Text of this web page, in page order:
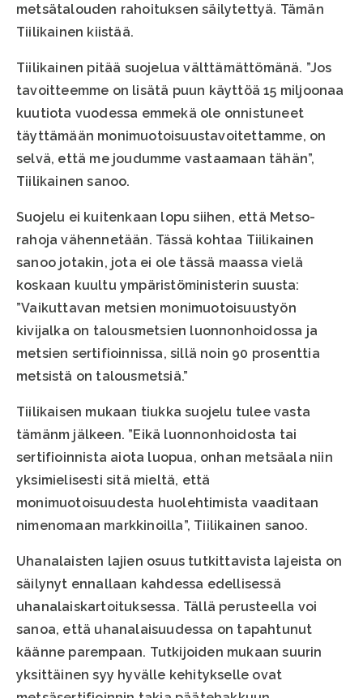
metsätalouden rahoituksen säilytettyä. Tämän
Tiilikainen kiistää.
Tiilikainen pitää suojelua välttämättömänä. ”Jos
tavoitteemme on lisätä puun käyttöä 15 miljoonaa
kuutiota vuodessa emmekä ole onnistuneet
täyttämään monimuotoisuustavoitettamme, on
selvä, että me joudumme vastaamaan tähän”,
Tiilikainen sanoo.
Suojelu ei kuitenkaan lopu siihen, että Metso-
rahoja vähennetään. Tässä kohtaa Tiilikainen
sanoo jotakin, jota ei ole tässä maassa vielä
koskaan kuultu ympäristöministerin suusta:
”Vaikuttavan metsien monimuotoisuustyön
kivijalka on talousmetsien luonnonhoidossa ja
metsien sertifioinnissa, sillä noin 90 prosenttia
metsistä on talousmetsiä.”
Tiilikaisen mukaan tiukka suojelu tulee vasta
tämänm jälkeen. ”Eikä luonnonhoidosta tai
sertifioinnista aiota luopua, onhan metsäala niin
yksimielisesti sitä mieltä, että
monimuotoisuudesta huolehtimista vaaditaan
nimenomaan markkinoilla”, Tiilikainen sanoo.
Uhanalaisten lajien osuus tutkittavista lajeista on
säilynyt ennallaan kahdessa edellisessä
uhanalaiskartoituksessa. Tällä perusteella voi
sanoa, että uhanalaisuudessa on tapahtunut
käänne parempaan. Tutkijoiden mukaan suurin
yksittäinen syy hyvälle kehitykselle ovat